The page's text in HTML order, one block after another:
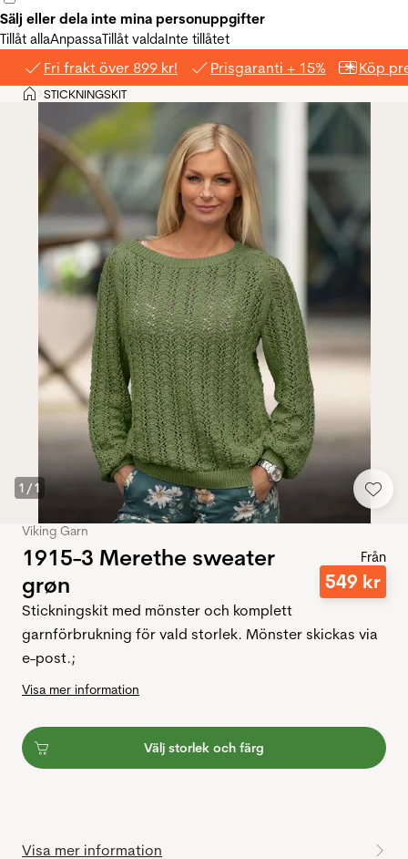
Sälj eller dela inte mina personuppgifter
Tillåt allaAnpassaTillåt valdaInte tillåtet
Fri frakt över 899 kr! Prisgaranti + 15% Köp
Hem
>STICKNINGSKIT
1 /1
Viking Garn
1915-3 Merethe sweater
grøn
Från
549 kr
Stickningskit med mönster och komplett
garnförbrukning för vald storlek. Mönster skickas via
e-post.;
Visa mer information
Välj storlek och färg
Visa mer information